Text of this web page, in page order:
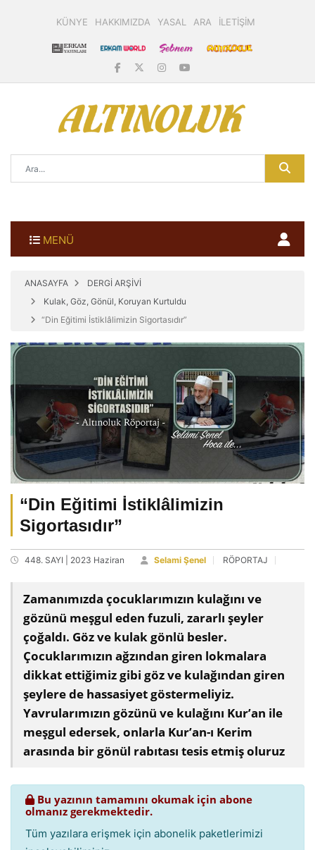
KÜNYE HAKKIMIZDA YASAL ARA İLETİŞİM
MENÜ
ANASAYFA
DERGİ ARŞİVİ
Kulak, Göz, Gönül, Koruyan Kurtuldu
“Din Eğitimi İstiklâlimizin Sigortasıdır”
“Din Eğitimi İstiklâlimizin
Sigortasıdır”
448. SAYI | 2023 Haziran Selami Şenel RÖPORTAJ
Zamanımızda çocuklarımızın kulağını ve
gözünü meşgul eden fuzuli, zararlı şeyler
çoğaldı. Göz ve kulak gönlü besler.
Çocuklarımızın ağzından giren lokmalara
dikkat ettiğimiz gibi göz ve kulağından giren
şeylere de hassasiyet göstermeliyiz.
Yavrularımızın gözünü ve kulağını Kur’an ile
meşgul edersek, onlarla Kur’an-ı Kerim
arasında bir gönül rabıtası tesis etmiş oluruz
Bu yazının tamamını okumak için abone
olmanız gerekmektedir.
Tüm yazılara erişmek için abonelik paketlerimizi